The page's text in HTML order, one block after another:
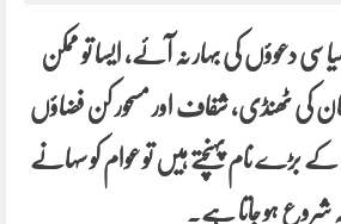
دعوؤں کی بہار نہ آئے، ایسا تو ممکن
کی ٹھنڈی، شفاف اور مسحور کن فضاؤں
نام پہنچتے ہیں تو عوام کو سہانے
شروع ہو جاتا ہے۔